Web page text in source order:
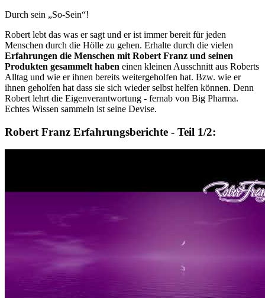
Durch sein „So-Sein“!
Robert lebt das was er sagt und er ist immer bereit für jeden
Menschen durch die Hölle zu gehen. Erhalte durch die vielen
Erfahrungen die Menschen mit Robert Franz und seinen
Produkten gesammelt haben einen kleinen Ausschnitt aus Roberts
Alltag und wie er ihnen bereits weitergeholfen hat. Bzw. wie er
ihnen geholfen hat dass sie sich wieder selbst helfen können. Denn
Robert lehrt die Eigenverantwortung - fernab von Big Pharma.
Echtes Wissen sammeln ist seine Devise.
Robert Franz Erfahrungsberichte - Teil 1/2: